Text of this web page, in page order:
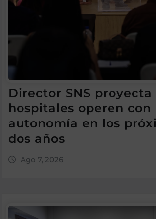
Director SNS proyecta
hospitales operen con
autonomía en los
dos años
Ago 7, 2026